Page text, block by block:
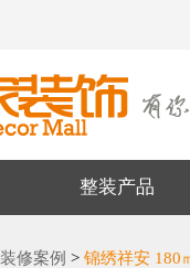
整装产品
装修案例 > 锦绣祥安 180